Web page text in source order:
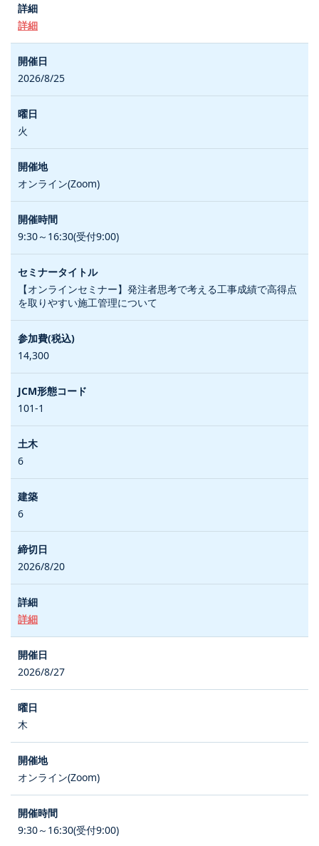
詳細
2026/8/25
火
オンライン(Zoom)
9:30～16:30(受付9:00)
【オンラインセミナー】発注者思考で考える工事成績で高得点
を取りやすい施工管理について
14,300
101-1
6
6
2026/8/20
詳細
2026/8/27
木
オンライン(Zoom)
9:30～16:30(受付9:00)